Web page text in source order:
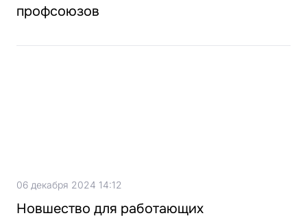
профсоюзов
06 декабря 2024 14:12
Новшество для работающих